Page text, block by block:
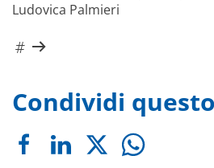
Ludovica Palmieri
Condividi